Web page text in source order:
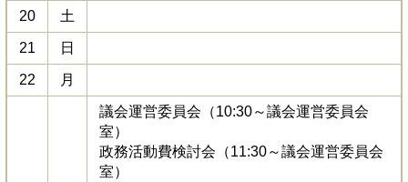
20 土
21 日
22 月
議会運営委員会（10:30～議会運営委員会
室）
政務活動費検討会（11:30～議会運営委員会
室）